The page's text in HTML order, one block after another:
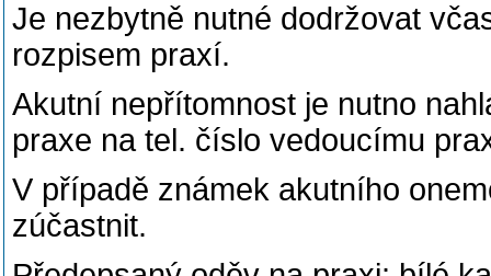
Je nezbytně nutné dodržovat
rozpisem praxí.
Akutní nepřítomnost je nutno
praxe na tel. číslo vedoucímu
V případě známek akutního
zúčastnit.